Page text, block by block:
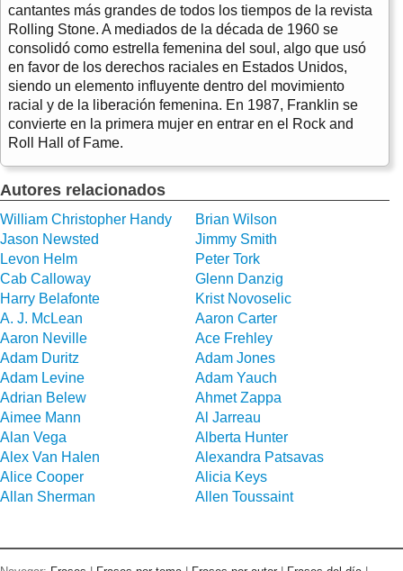
cantantes más grandes de todos los tiempos de la revista
Rolling Stone. A mediados de la década de 1960 se
consolidó como estrella femenina del soul, algo que usó
en favor de los derechos raciales en Estados Unidos,
siendo un elemento influyente dentro del movimiento
racial y de la liberación femenina. En 1987, Franklin se
convierte en la primera mujer en entrar en el Rock and
Roll Hall of Fame.
Autores relacionados
William Christopher Handy
Brian Wilson
Jason Newsted
Jimmy Smith
Levon Helm
Peter Tork
Cab Calloway
Glenn Danzig
Harry Belafonte
Krist Novoselic
A. J. McLean
Aaron Carter
Aaron Neville
Ace Frehley
Adam Duritz
Adam Jones
Adam Levine
Adam Yauch
Adrian Belew
Ahmet Zappa
Aimee Mann
Al Jarreau
Alan Vega
Alberta Hunter
Alex Van Halen
Alexandra Patsavas
Alice Cooper
Alicia Keys
Allan Sherman
Allen Toussaint